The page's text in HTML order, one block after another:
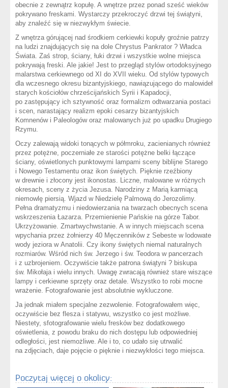
obecnie z zewnątrz kopułę. A wnętrze przez ponad sześć wieków
pokrywano freskami. Wystarczy przekroczyć drzwi tej świątyni,
aby znaleźć się w niezwykłym świecie.
Z wnętrza górującej nad środkiem cerkiewki kopuły groźnie patrzy
na ludzi znajdujących się na dole Chrystus Pankrator ? Władca
Świata. Zaś strop, ściany, łuki drzwi i wszystkie wolne miejsca
pokrywają freski. Ale jakie! Jest to przegląd stylów ortodoksyjnego
malarstwa cerkiewnego od XI do XVII wieku. Od stylów typowych
dla wczesnego okresu bizantyjskiego, nawiązującego do malowideł
starych kościołów chrześcijańskich Syrii i Kapadocji,
po zastępujący ich sztywność oraz formalizm odtwarzania postaci
i scen, narastający realizm epoki cesarzy bizantyjskich
Komnenów i Paleologów oraz malowanych już po upadku Drugiego
Rzymu.
Oczy zalewają widoki tonących w półmroku, zacienianych również
przez potężne, poczerniałe ze starości potężne belki łączące
ściany, oświetlonych punktowymi lampami sceny biblijne Starego
i Nowego Testamentu oraz ikon świętych. Pięknie rzeźbiony
w drewnie i złocony jest ikonostas. Liczne, malowane w różnych
okresach, sceny z życia Jezusa. Narodziny z Marią karmiącą
niemowlę piersią. Wjazd w Niedzielę Palmową do Jerozolimy.
Pełna dramatyzmu i niedowierzania na twarzach obecnych scena
wskrzeszenia Łazarza. Przemienienie Pańskie na górze Tabor.
Ukrzyżowanie. Zmartwychwstanie. A w innych miejscach scena
wpychania przez żołnierzy 40 Męczenników z Sebeste w lodowate
wody jeziora w Anatolii. Czy ikony świętych niemal naturalnych
rozmiarów. Wśród nich św. Jerzego i św. Teodora w pancerzach
i z uzbrojeniem. Oczywiście także patrona świątyni ? biskupa
św. Mikołaja i wielu innych. Uwagę zwracają również stare wiszące
lampy i cerkiewne sprzęty oraz detale. Wszystko to robi mocne
wrażenie. Fotografowanie jest absolutnie wykluczone.
Ja jednak miałem specjalne zezwolenie. Fotografowałem więc,
oczywiście bez flesza i statywu, wszystko co jest możliwe.
Niestety, sfotografowanie wielu fresków bez dodatkowego
oświetlenia, z powodu braku do nich dostępu lub odpowiedniej
odległości, jest niemożliwe. Ale i to, co udało się utrwalić
na zdjęciach, daje pojęcie o pięknie i niezwykłości tego miejsca.
Poczytaj więcej o okolicy: